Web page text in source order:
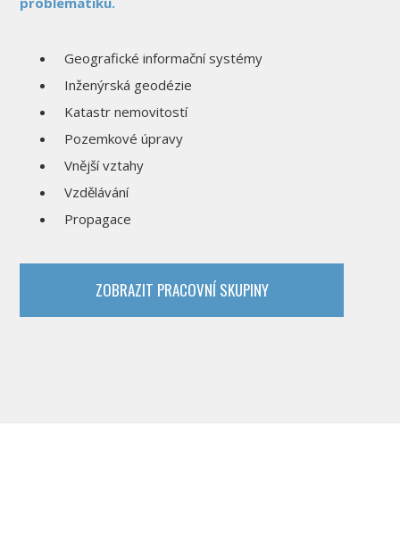
Geografické informační systémy
Inženýrská geodézie
Katastr nemovitostí
Pozemkové úpravy
Vnější vztahy
Vzdělávání
Propagace
ZOBRAZIT PRACOVNÍ SKUPINY